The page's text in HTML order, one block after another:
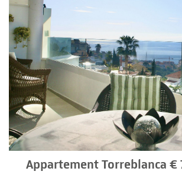
Appartement Torreblanca €